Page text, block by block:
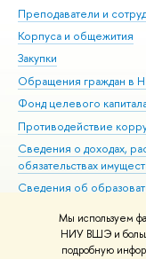
Мы используем
НИУ ВШЭ и
подробную
Преподаватели и
Корпуса и общежития
Закупки
Обращения граждан в
Фонд целевого
Противодействие
Сведения о доходах,
обязательствах
Сведения об
Людям с
Единая платежная
Работа в Вышке